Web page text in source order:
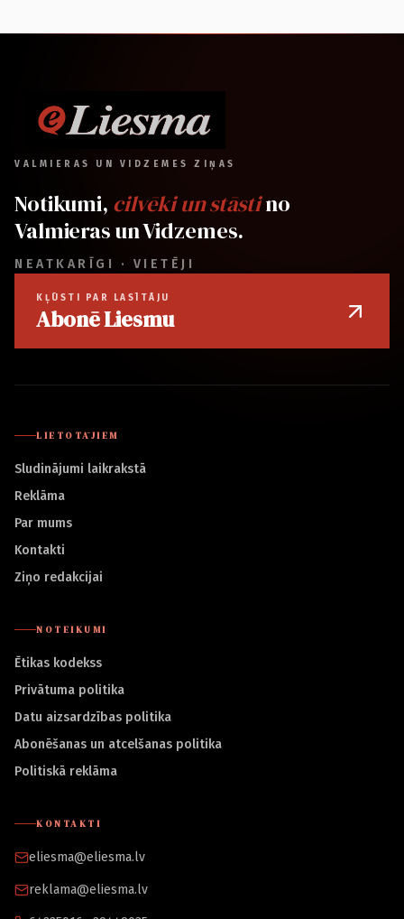
VALMIERAS UN VIDZEMES ZIŅAS
Notikumi, cilvēki un stāstino
Valmieras un Vidzemes.
NEATKARĪGI · VIETĒJI
KĻŪSTI PAR LASĪTĀJU
Abonē Liesmu
LIETOTĀJIEM
Sludinājumi laikrakstā
Reklāma
Par mums
Kontakti
Ziņo redakcijai
NOTEIKUMI
Ētikas kodekss
Privātuma politika
Datu aizsardzības politika
Abonēšanas un atcelšanas politika
Politiskā reklāma
KONTAKTI
eliesma@eliesma.lv
reklama@eliesma.lv